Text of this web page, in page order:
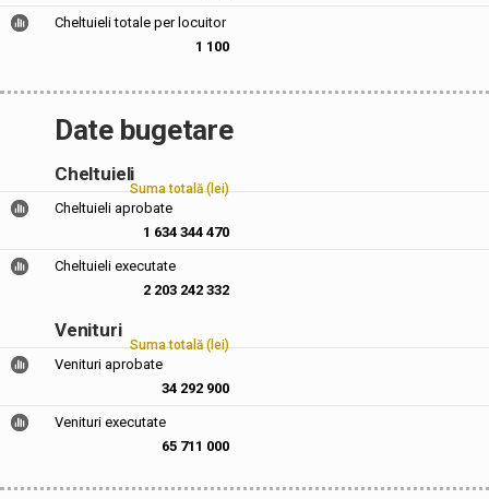
Cheltuieli totale per locuitor
1 100
Date bugetare
Cheltuieli
Suma totală (lei)
Cheltuieli aprobate
1 634 344 470
Cheltuieli executate
2 203 242 332
Venituri
Suma totală (lei)
Venituri aprobate
34 292 900
Venituri executate
65 711 000